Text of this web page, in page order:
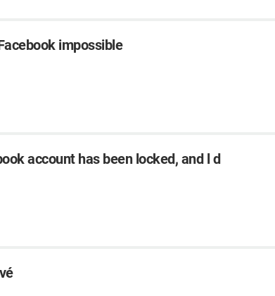
impossible
account has been locked, and l d